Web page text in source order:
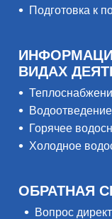
Подготовка к
ВИДАХ
Водоотведение
Горячее
Холодное
ОБРАТНАЯ
Вопрос